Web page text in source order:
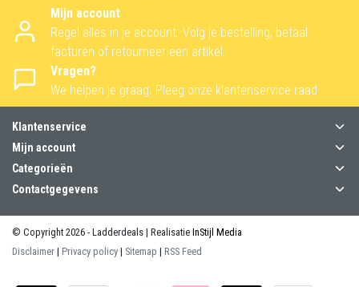
Mijn account
Regel alles in je account. Volg je bestelling, betaal
facturen of retourneer een artikel.
Vragen?
We helpen je graag. Pleeg onze klantenservice raad
Klantenservice
Mijn account
Categorieën
Contactgegevens
© Copyright 2026 - Ladderdeals | Realisatie InStijl Media
Disclaimer | Privacy policy | Sitemap | RSS Feed